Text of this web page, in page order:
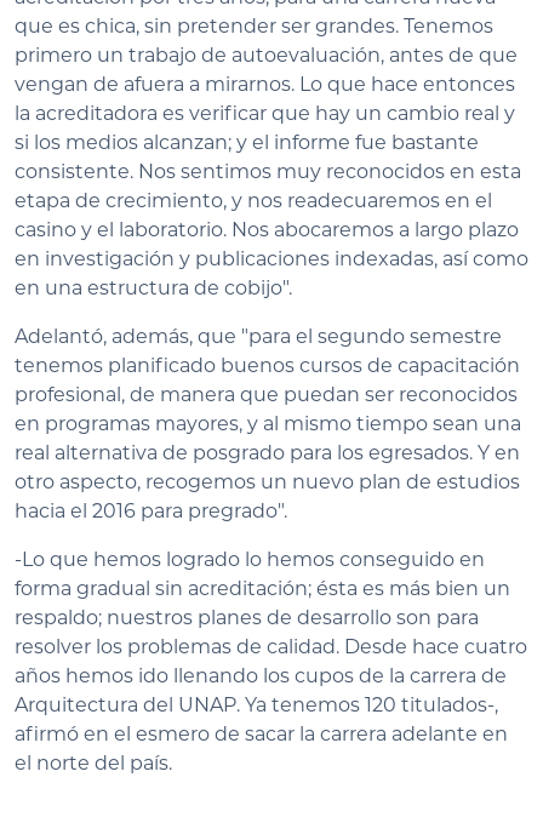
que es chica, sin pretender ser grandes. Tenemos
primero un trabajo de autoevaluación, antes de que
vengan de afuera a mirarnos. Lo que hace entonces
la acreditadora es verificar que hay un cambio real y
si los medios alcanzan; y el informe fue bastante
consistente. Nos sentimos muy reconocidos en esta
etapa de crecimiento, y nos readecuaremos en el
casino y el laboratorio. Nos abocaremos a largo plazo
en investigación y publicaciones indexadas, así como
en una estructura de cobijo".
Adelantó, además, que "para el segundo semestre
tenemos planificado buenos cursos de capacitación
profesional, de manera que puedan ser reconocidos
en programas mayores, y al mismo tiempo sean una
real alternativa de posgrado para los egresados. Y en
otro aspecto, recogemos un nuevo plan de estudios
hacia el 2016 para pregrado".
-Lo que hemos logrado lo hemos conseguido en
forma gradual sin acreditación; ésta es más bien un
respaldo; nuestros planes de desarrollo son para
resolver los problemas de calidad. Desde hace cuatro
años hemos ido llenando los cupos de la carrera de
Arquitectura del UNAP. Ya tenemos 120 titulados-,
afirmó en el esmero de sacar la carrera adelante en
el norte del país.